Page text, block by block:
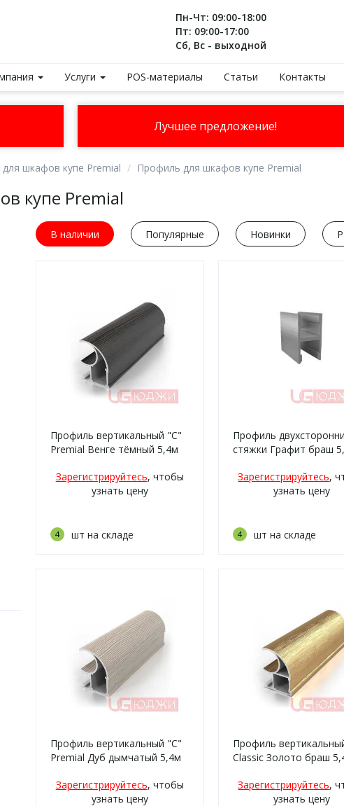
Пн-Чт: 09:00-18:00
Пт: 09:00-17:00
Сб, Вс - выходной
Услуги POS-материалы Статьи Контакты
Лучшее предложение!
шкафов купе Premial Профиль для шкафов купе Premial
купе Premial
В наличии Популярные Новинки
Профиль вертикальный "C"
Premial Венге тёмный 5,4м
Зарегистрируйтесь, чтобы
узнать цену
4 шт на складе
Профиль
стяжки Графит браш
Зарегистрируйтесь,
узнать цену
4 шт на складе
Профиль вертикальный "C"
Premial Дуб дымчатый 5,4м
Зарегистрируйтесь, чтобы
узнать цену
Профиль
Classic Золото браш
Зарегистрируйтесь,
узнать цену